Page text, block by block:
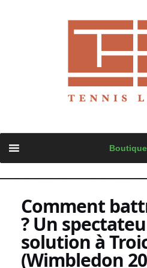
content
Comment
? Un
solution à
(Wimbledon